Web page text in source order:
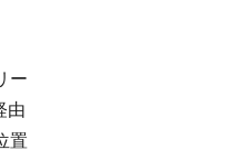
ー
由
置